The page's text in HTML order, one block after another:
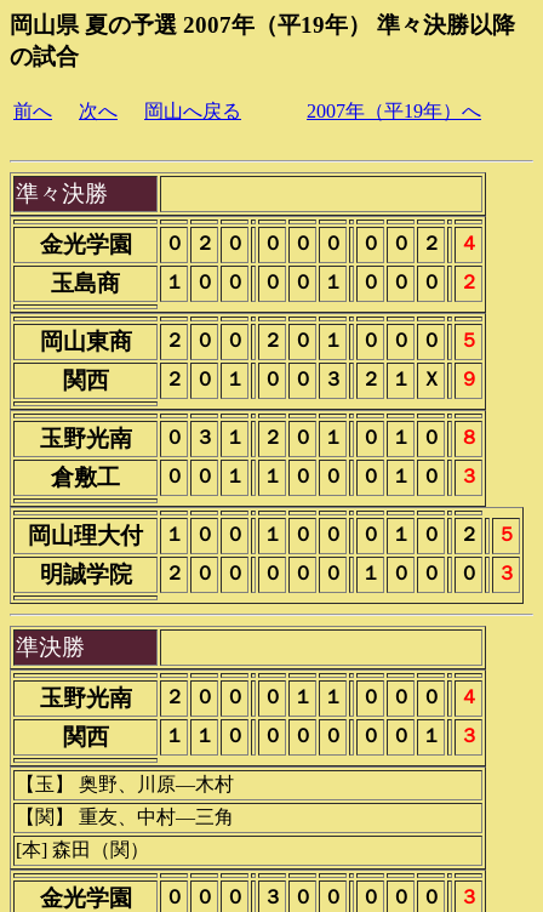
岡山県 夏の予選 2007年（平19年） 準々決勝以降
の試合
前へ 次へ 岡山へ戻る 2007年（平19年）へ
準々決勝
金光学園
０ ２ ０ ０ ０ ０ ０ ０ ２ ４
玉島商 １ ０ ０ ０ ０ １ ０ ０ ０ ２
岡山東商 ２ ０ ０ ２ ０ １ ０ ０ ０ ５
関西 ２ ０ １ ０ ０ ３ ２ １ Ｘ ９
玉野光南 ０ ３ １ ２ ０ １ ０ １ ０ ８
倉敷工 ０ ０ １ １ ０ ０ ０ １ ０ ３
岡山理大付 １ ０ ０ １ ０ ０ ０ １ ０ ２ ５
明誠学院 ２ ０ ０ ０ ０ ０ １ ０ ０ ０ ３
準決勝
玉野光南
２ ０ ０ ０ １ １ ０ ０ ０ ４
関西 １ １ ０ ０ ０ ０ ０ ０ １ ３
【玉】 奥野、川原―木村
【関】 重友、中村―三角
[本] 森田（関）
金光学園 ０ ０ ０ ３ ０ ０ ０ ０ ０ ３